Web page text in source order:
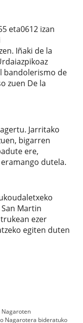
eta0612 izan
Iñaki de la
bandolerismo de
zuen De la
Jarritako
bigarren
ere,
dutela.
Martin
ezer
egiten duten
Nagarotera bideratuko